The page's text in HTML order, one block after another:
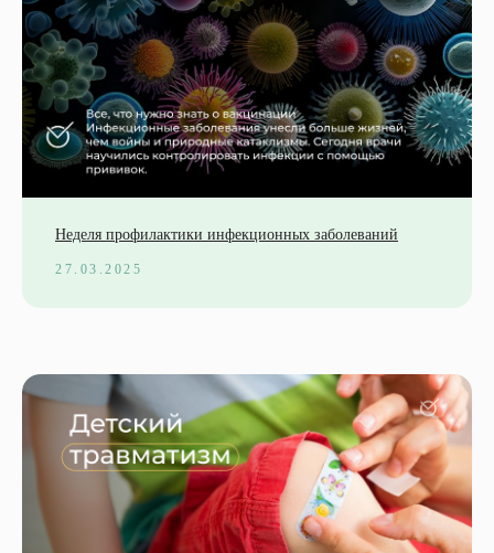
Неделя профилактики инфекционных заболеваний
27.03.2025